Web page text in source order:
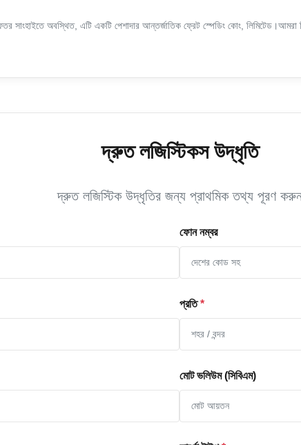
সাংহাইতে অবস্থিত, এটি একটি পেশাদার আন্তর্জাতিক ফ্রেট স্পেডিং কোং, লিমিটেড।আমরা
দ্রুত লজিস্টিকস উদ্ধৃতি
দ্রুত লজিস্টিক উদ্ধৃতির জন্য প্রাথমিক তথ্য পূরণ
ফোন নম্বর
প্রতি *
মোট ভলিউম (সিবিএম)